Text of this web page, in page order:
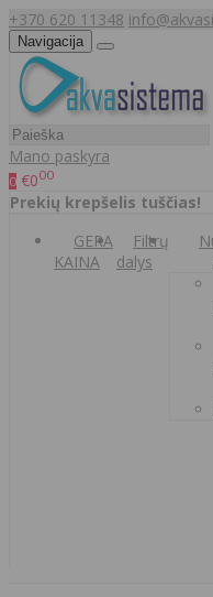
+370 620 11348
Navigacija
Mano paskyra
0 €000
Prekių krepšelis tuščias!
GERA
KAINA
Filtrų
dalys